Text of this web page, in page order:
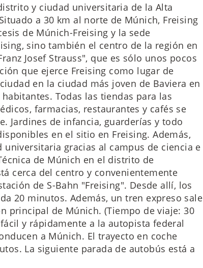
y ciudad universitaria de la Alta
a 30 km al norte de Múnich, Freising
de Múnich-Freising y la sede
sino también el centro de la región en
Josef Strauss", que es sólo unos pocos
que ejerce Freising como lugar de
en la ciudad más joven de Baviera en
Todas las tiendas para las
farmacias, restaurantes y cafés se
Jardines de infancia, guarderías y todo
en el sitio en Freising. Además,
universitaria gracias al campus de ciencia e
de Múnich en el distrito de
cerca del centro y convenientemente
de S-Bahn "Freising". Desde allí, los
20 minutos. Además, un tren expreso sale
principal de Múnich. (Tiempo de viaje: 30
y rápidamente a la autopista federal
a Múnich. El trayecto en coche
La siguiente parada de autobús está a